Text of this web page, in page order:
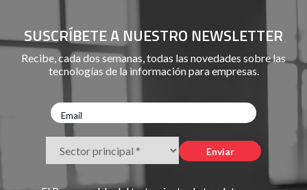
SUSCRÍBETE A NUESTRO NEWSLETTER
Recibe, cada dos semanas, todas las novedades sobre las
tecnologías de la información para empresas.